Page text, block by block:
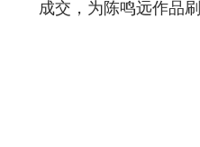
成交，为陈鸣远作品